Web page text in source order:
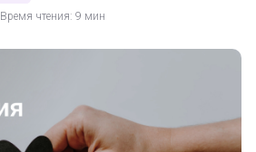
Время чтения: 9 мин